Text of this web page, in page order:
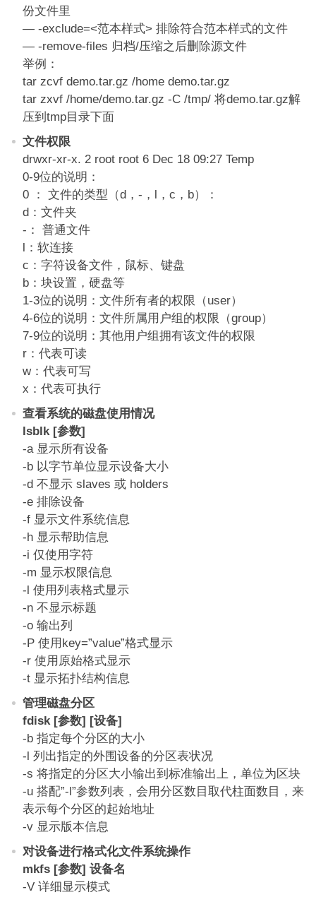
份文件里
— -exclude=<范本样式> 排除符合范本样式的文件
— -remove-files 归档/压缩之后删除源文件
举例：
tar zcvf demo.tar.gz /home demo.tar.gz
tar zxvf /home/demo.tar.gz -C /tmp/ 将demo.tar.gz解
压到tmp目录下面
文件权限
drwxr-xr-x. 2 root root 6 Dec 18 09:27 Temp
0-9位的说明：
0 ： 文件的类型（d，-，l，c，b）：
d：文件夹
-： 普通文件
l：软连接
c：字符设备文件，鼠标、键盘
b：块设置，硬盘等
1-3位的说明：文件所有者的权限（user）
4-6位的说明：文件所属用户组的权限（group）
7-9位的说明：其他用户组拥有该文件的权限
r：代表可读
w：代表可写
x：代表可执行
查看系统的磁盘使用情况
lsblk [参数]
-a 显示所有设备
-b 以字节单位显示设备大小
-d 不显示 slaves 或 holders
-e 排除设备
-f 显示文件系统信息
-h 显示帮助信息
-i 仅使用字符
-m 显示权限信息
-l 使用列表格式显示
-n 不显示标题
-o 输出列
-P 使用key=”value”格式显示
-r 使用原始格式显示
-t 显示拓扑结构信息
管理磁盘分区
fdisk [参数] [设备]
-b 指定每个分区的大小
-l 列出指定的外围设备的分区表状况
-s 将指定的分区大小输出到标准输出上，单位为区块
-u 搭配”-l”参数列表，会用分区数目取代柱面数目，来
表示每个分区的起始地址
-v 显示版本信息
对设备进行格式化文件系统操作
mkfs [参数] 设备名
-V 详细显示模式